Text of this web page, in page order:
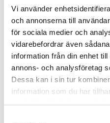
Vi använder
och annonserna till
för sociala medier och
vidarebefordrar även
information från din enhet
annons- och analysföretag
Dessa kan i sin tur
information som du har
samlat in när du har använt
de är 6 månader
finns gott om färskt
och torr plats.
Sammansättning:
Nötkött (48%),